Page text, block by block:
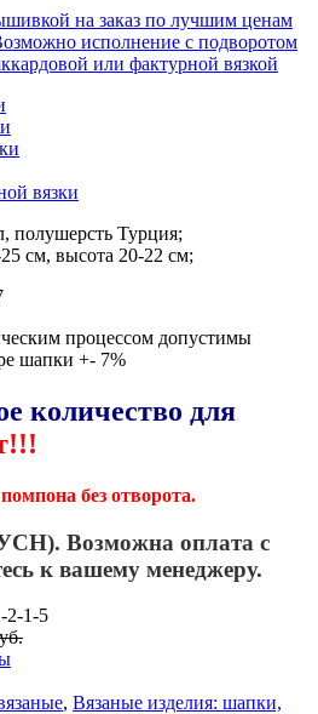
на заказ по лучшим ценам
исполнение с подворотом
или фактурной вязкой
вязки
полушерсть Турция;
см, высота 20-22 см;
процессом допустимы
шапки +- 7%
количество для
без отворота.
Возможна оплата с
к вашему менеджеру.
2-1-5
уб.
, Вязаные изделия: шапки,